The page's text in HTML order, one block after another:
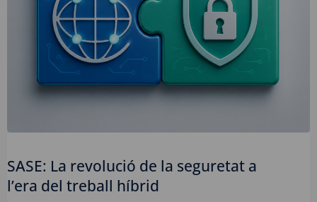
SASE: La revolució de la seguretat a
l’era del treball híbrid